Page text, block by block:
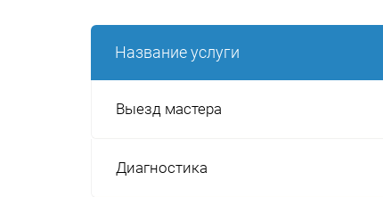
Название услуги
Выезд мастера
Диагностика